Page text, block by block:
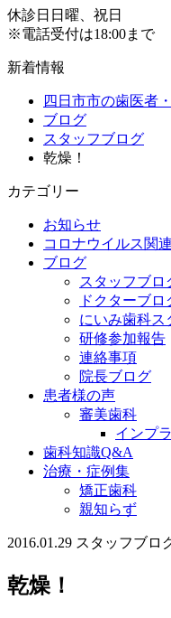
休診日 日曜、祝日
※電話受付は18:00まで
新着情報
四日市市の歯医者
ブログ
スタッフブログ
乾燥！
カテゴリー
お知らせ
コロナウイルス関連
ブログ
スタッフブロ
ドクターブロ
にいみ歯科ス
研修参加報告
連絡事項
院長ブログ
患者様の声
審美歯科
インプ
歯科知識Q&A
治療・症例集
矯正歯科
親知らず
2016.01.29 スタッフブロ
乾燥！